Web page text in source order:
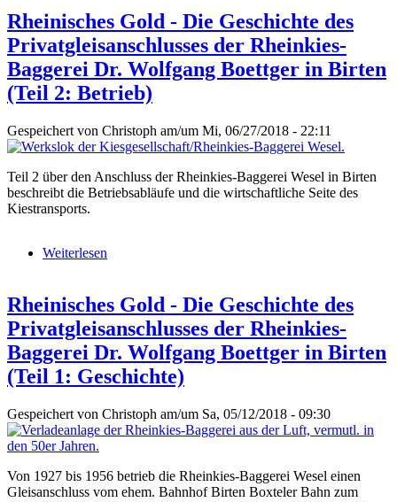
Rheinisches Gold - Die Geschichte des
Privatgleisanschlusses der Rheinkies-
Baggerei Dr. Wolfgang Boettger in Birten
(Teil 2: Betrieb)
Gespeichert von Christoph am/um Mi, 06/27/2018 - 22:11
Teil 2 über den Anschluss der Rheinkies-Baggerei Wesel in Birten
beschreibt die Betriebsabläufe und die wirtschaftliche Seite des
Kiestransports.
Weiterlesen
Rheinisches Gold - Die Geschichte des
Privatgleisanschlusses der Rheinkies-
Baggerei Dr. Wolfgang Boettger in Birten
(Teil 1: Geschichte)
Gespeichert von Christoph am/um Sa, 05/12/2018 - 09:30
Von 1927 bis 1956 betrieb die Rheinkies-Baggerei Wesel einen
Gleisanschluss vom ehem. Bahnhof Birten Boxteler Bahn zum